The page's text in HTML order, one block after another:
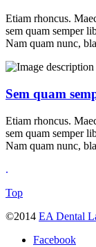
Etiam rhoncus.
sem quam semper
Nam quam nunc,
Sem quam
Etiam rhoncus.
sem quam semper
Nam quam nunc,
.
Top
©2014 EA Dental
Facebook